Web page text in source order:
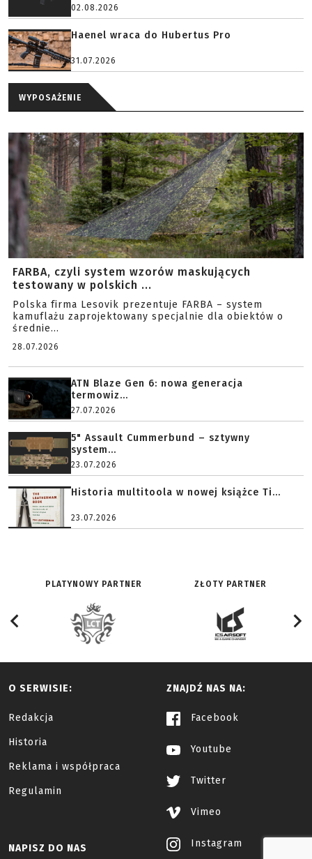
02.08.2026
Haenel wraca do Hubertus Pro
31.07.2026
WYPOSAŻENIE
FARBA, czyli system wzorów maskujących
testowany w polskich ...
Polska firma Lesovik prezentuje FARBA – system
kamuflażu zaprojektowany specjalnie dla obiektów o
średnie...
28.07.2026
ATN Blaze Gen 6: nowa generacja
termowiz...
27.07.2026
5" Assault Cummerbund – sztywny
system...
23.07.2026
Historia multitoola w nowej książce Ti...
23.07.2026
PLATYNOWY PARTNER ZŁOTY PARTNER
O SERWISIE:
Redakcja
Historia
Reklama i współpraca
Regulamin
ZNAJDŹ NAS NA:
Facebook
Youtube
Twitter
Vimeo
Instagram
NAPISZ DO NAS